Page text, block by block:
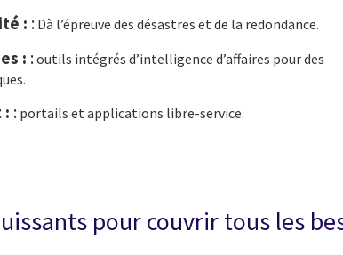
: : Dà l’épreuve des désastres et de la redondance.
: :outils intégrés d’intelligence d’affaires pour des
: : portails et applications libre-service.
pour couvrir tous les